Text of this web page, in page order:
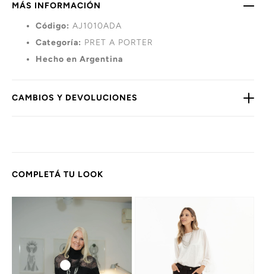
MÁS INFORMACIÓN
Código: AJ1010ADA
Categoría: PRET A PORTER
Hecho en Argentina
CAMBIOS Y DEVOLUCIONES
COMPLETÁ TU LOOK